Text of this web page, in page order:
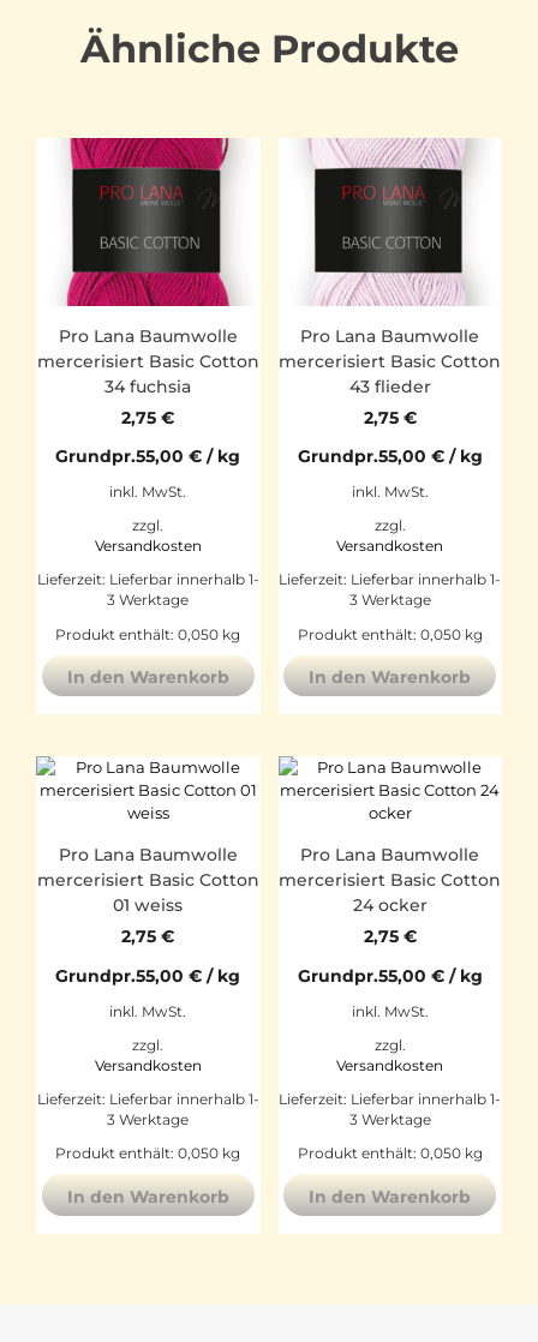
Ähnliche Produkte
Pro Lana Baumwolle
mercerisiert Basic Cotton
34 fuchsia
2,75€
Grundpr.55,00€ / kg
inkl. MwSt.
zzgl.
Versandkosten
Lieferzeit: Lieferbar innerhalb 1-
3 Werktage
Produkt enthält: 0,050 kg
In den Warenkorb
Pro Lana Baumwolle
mercerisiert Basic Cotton
43 flieder
2,75 €
Grundpr.55,00 €/ kg
inkl. MwSt.
zzgl.
Versandkosten
Lieferzeit: Lieferbar innerhalb 1-
3 Werktage
Produkt enthält: 0,050 kg
In den Warenkorb
Pro Lana Baumwolle
mercerisiert Basic Cotton
01 weiss
2,75€
Grundpr.55,00€ / kg
inkl. MwSt.
zzgl.
Versandkosten
Lieferzeit: Lieferbar innerhalb 1-
3 Werktage
Produkt enthält: 0,050 kg
In den Warenkorb
Pro Lana Baumwolle
mercerisiert Basic Cotton
24 ocker
2,75 €
Grundpr.55,00 €/ kg
inkl. MwSt.
zzgl.
Versandkosten
Lieferzeit: Lieferbar innerhalb 1-
3 Werktage
Produkt enthält: 0,050 kg
In den Warenkorb